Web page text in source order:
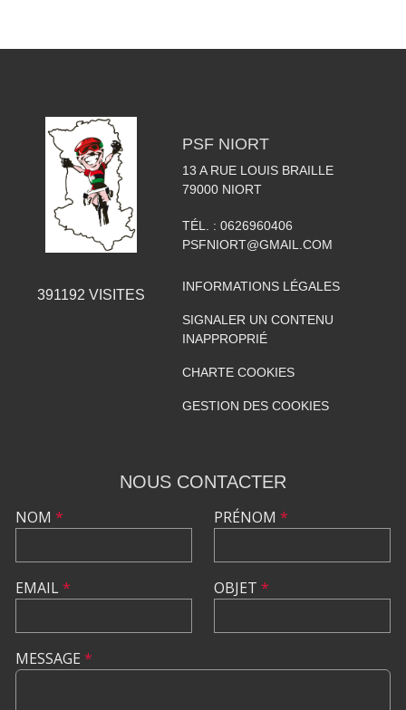
391192 VISITES
PSF NIORT
13 A RUE LOUIS BRAILLE
79000 NIORT
TÉL. : 0626960406
PSFNIORT@GMAIL.COM
INFORMATIONS LÉGALES
SIGNALER UN CONTENU
INAPPROPRIÉ
CHARTE COOKIES
GESTION DES COOKIES
NOUS CONTACTER
NOM *
EMAIL*
PRÉNOM *
OBJET *
MESSAGE *